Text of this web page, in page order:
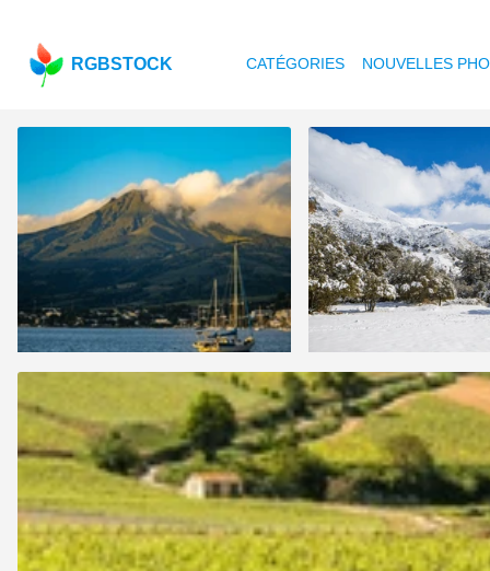
RGBSTOCK CATÉGORIES NOUVELLES